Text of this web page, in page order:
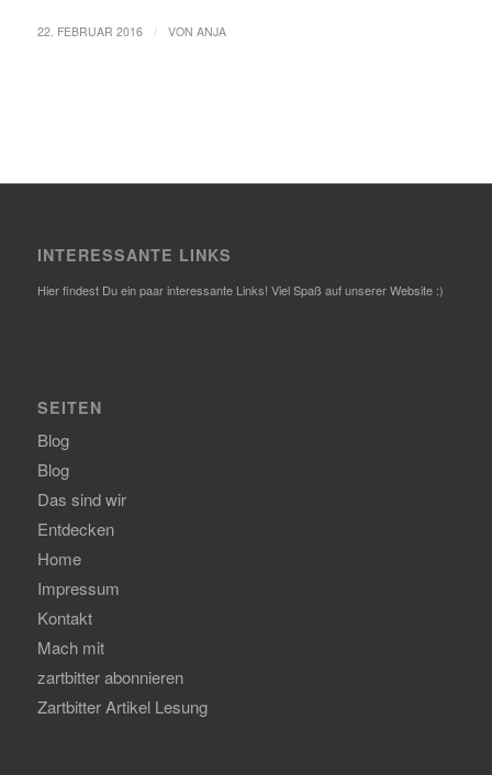
22. FEBRUAR 2016 VON ANJA
INTERESSANTE LINKS
Hier findest Du ein paar interessante Links! Viel Spaß auf unserer Website :)
SEITEN
Blog
Blog
Das sind wir
Entdecken
Home
Impressum
Kontakt
Mach mit
zartbitter abonnieren
Zartbitter Artikel Lesung